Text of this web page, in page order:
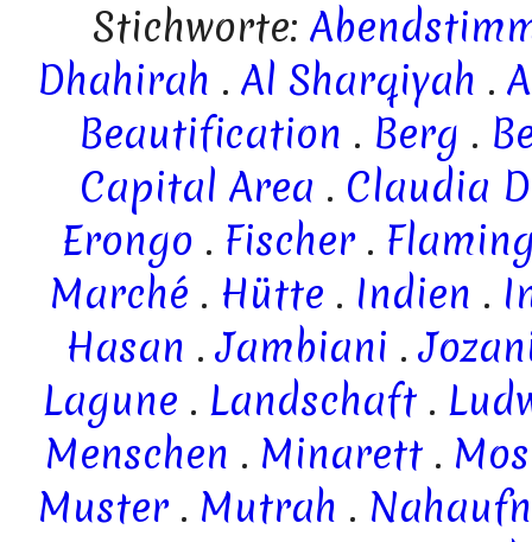
Stichworte:
Dhahirah . Al Sharqiyah .
Beautification . Berg .
Capital Area . Claudia
Erongo . Fischer.
Marché . Hütte . Indien .
Hasan .Jambiani .
Lagune . Landschaft .
Menschen . Minarett .
Muster. Mutrah .